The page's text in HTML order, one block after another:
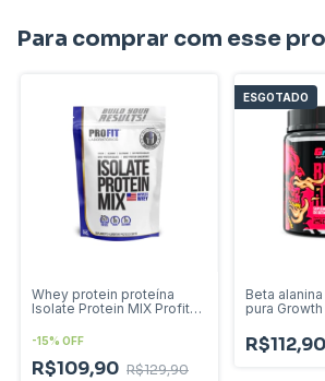
Para comprar com esse
Whey protein proteína
Isolate Protein MIX Profit
-15% OFF
R$109,90 R$129,90
ESGOTADO
Beta
pura
R$112,90